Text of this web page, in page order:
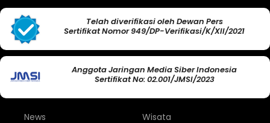
Telah diverifikasi oleh Dewan Pers
Sertifikat Nomor 949/DP-Verifikasi/K/XII/2021
Anggota Jaringan Media Siber Indonesia
Sertifikat No: 02.001/JMSI/2023
News Wisata